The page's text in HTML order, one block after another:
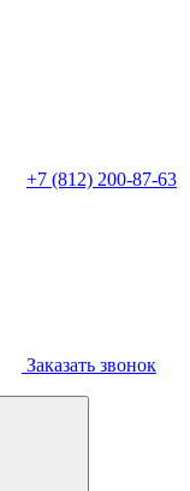
+7 (812) 200-87-63
Заказать звонок